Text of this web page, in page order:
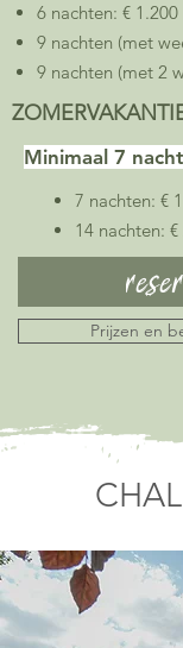
6 nachten: € 1.200
9 nachten (met
9 nachten (met 2
Minimaal 7
7 nachten: €
14 nachten:
Prijzen en